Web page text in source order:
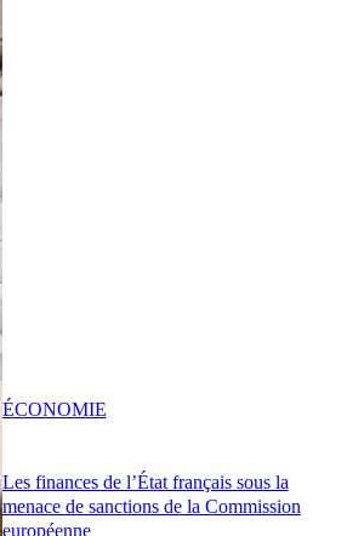
Les finances de l’État français sous la
menace de sanctions de la Commission
européenne
ÉCONOMIE